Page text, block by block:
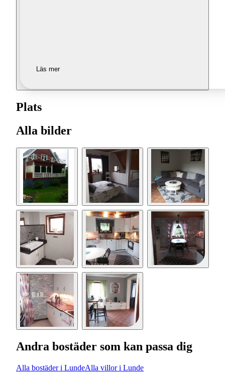
Läs mer
Plats
Alla bilder
Andra bostäder som kan passa dig
Alla bostäder i LundeAlla villor i Lunde